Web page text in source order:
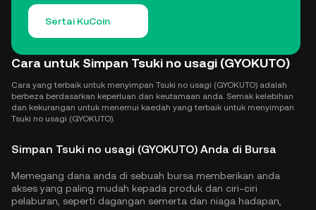
Sertai KuCoin
Cara untuk Simpan Tsuki no usagi (GYOKUTO)
Cara yang terbaik untuk menyimpan Tsuki no usagi (GYOKUTO) adalah
berbeza berdasarkan keperluan dan keutamaan anda. Semak kelebihan
dan kekurangan untuk menemui kaedah yang terbaik untuk menyimpan
Tsuki no usagi (GYOKUTO).
Simpan Tsuki no usagi (GYOKUTO) Anda di Bursa
Memegang dana anda di sebuah bursa memberikan anda
akses yang paling mudah kepada produk dan ciri-ciri
pelaburan, seperti dagangan semerta dan niaga hadapan,